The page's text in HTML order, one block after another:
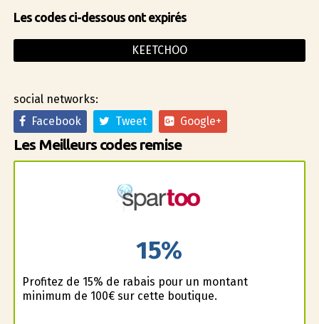
Les codes ci-dessous ont expirés
KEETCHOO
social networks:
Facebook
Tweet Google+
Les Meilleurs codes remise
15%
Profitez de 15% de rabais pour un montant
minimum de 100€ sur cette boutique.